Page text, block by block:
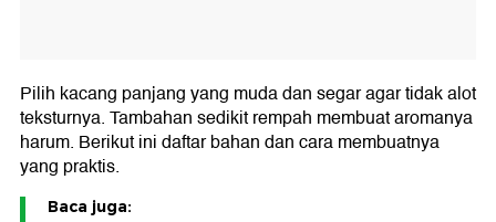
Pilih kacang panjang yang muda dan segar agar tidak alot
teksturnya. Tambahan sedikit rempah membuat aromanya
harum. Berikut ini daftar bahan dan cara membuatnya
yang praktis.
Baca juga: